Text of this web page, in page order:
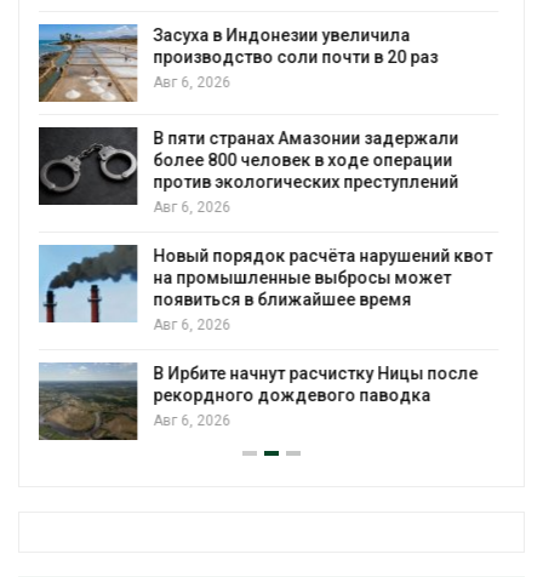
установки солнечных панелей для
бизнеса
Авг 6, 2026
Москвариум отметит 11-летие
трёхдневным фестивалем
Авг 5, 2026
проверяют по статье о терроризме
Авг 5, 2026
для охраны израильской тюрьмы
Авг 5, 2026